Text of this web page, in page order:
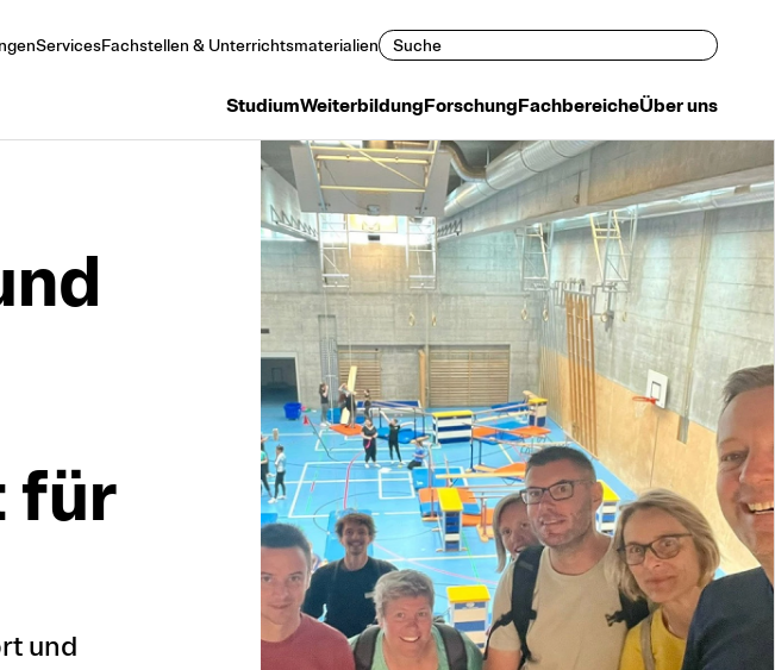
StudiumWeiterbildungForschungFachbereicheÜber uns
ServicesFachstellen & Unterrichtsmaterialien Suchen
für
und